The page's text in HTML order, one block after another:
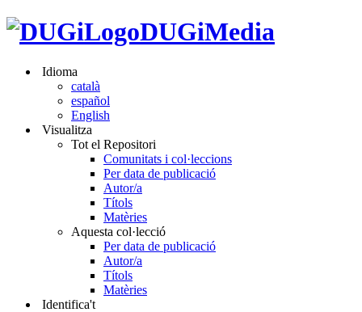
DUGiMedia
Idioma
català
español
English
Visualitza
Tot el Repositori
Comunitats i col·leccions
Per data de publicació
Autor/a
Títols
Matèries
Aquesta col·lecció
Per data de publicació
Autor/a
Títols
Matèries
Identifica't